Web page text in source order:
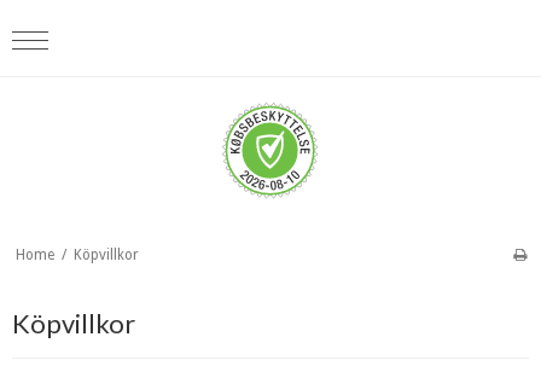
Home / Köpvillkor
Köpvillkor